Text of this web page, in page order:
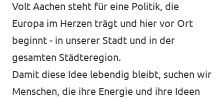
Kontakt
Presse
Mache bei uns mit!
Deine Spende für Volt!
Volt Aachen steht für eine Politik, die
Europa im Herzen trägt und hier vor Ort
beginnt - in unserer Stadt und in der
gesamten Städteregion.
Damit diese Idee lebendig bleibt, suchen wir
Menschen, die ihre Energie und ihre Ideen